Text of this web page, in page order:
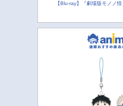
【Blu-ray】『劇場版モノノ